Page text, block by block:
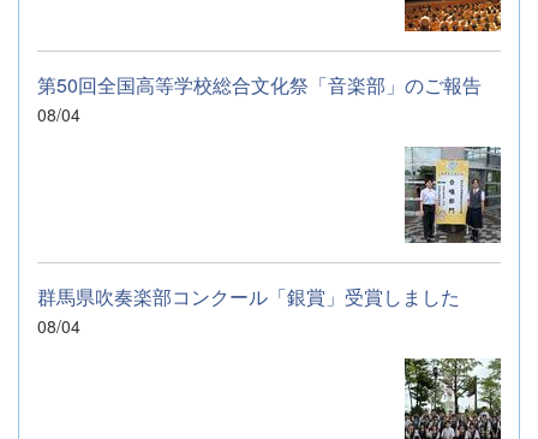
第50回全国高等学校総合文化祭「音楽部」のご報告
08/04
群馬県吹奏楽部コンクール「銀賞」受賞しました
08/04